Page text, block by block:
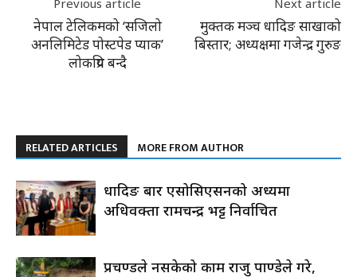
नेपाल टेलिकमको ‘सजिलो
अनलिमिटेड पोस्टपेड प्याक’
लोकप्रिय बन्दै
मुक्तक मञ्च धादिङ साखाको
बिस्तार; अध्यक्षमा गजेन्द्र गुरुङ
RELATED ARTICLES MORE FROM AUTHOR
धादिङ बार एसोसिएसनको अध्यक्षमा
अधिवक्ता रामचन्द्र भट्ट निर्वाचित
प्रचण्डले नसकेको काम राजु पाण्डेले गरे,